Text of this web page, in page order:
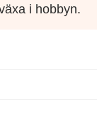
i hobbyn.